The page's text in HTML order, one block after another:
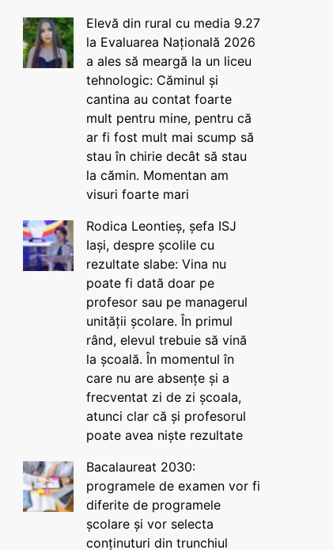
Elevă din rural cu media 9.27
la Evaluarea Națională 2026
a ales să meargă la un liceu
tehnologic: Căminul și
cantina au contat foarte
mult pentru mine, pentru că
ar fi fost mult mai scump să
stau în chirie decât să stau
la cămin. Momentan am
visuri foarte mari
Rodica Leontieș, șefa ISJ
Iași, despre școlile cu
rezultate slabe: Vina nu
poate fi dată doar pe
profesor sau pe managerul
unității școlare. În primul
rând, elevul trebuie să vină
la școală. În momentul în
care nu are absențe și a
frecventat zi de zi școala,
atunci clar că și profesorul
poate avea niște rezultate
Bacalaureat 2030:
programele de examen vor fi
diferite de programele
școlare și vor selecta
conținuturi din trunchiul